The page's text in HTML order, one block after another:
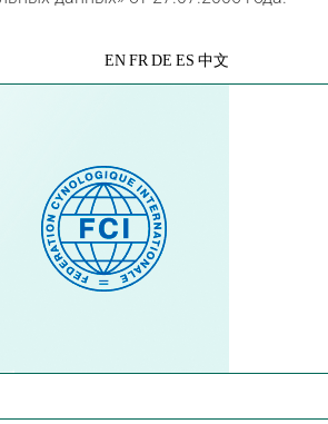
Яндекс
EN FR DE ES 中文